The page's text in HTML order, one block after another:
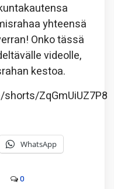
yhteensä
Onko tässä
videolle,
kestoa.
ZqGmUiUZ7P8
WhatsApp
0